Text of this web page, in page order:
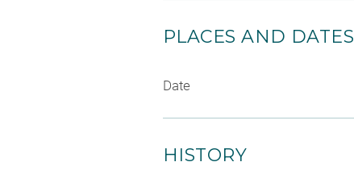
PLACES AND DATES
Date
HISTORY